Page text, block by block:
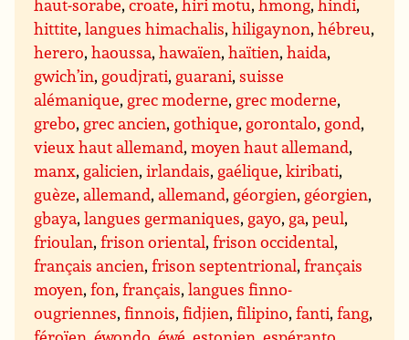
haut-sorabe,croate,hiri motu,hmong,hindi,
hittite,langues himachalis,hiligaynon,hébreu,
herero,haoussa,hawaïen,haïtien,haida,
gwich’in, goudjrati, guarani,suisse
alémanique, grec moderne, grec moderne,
grebo, grec ancien, gothique, gorontalo, gond,
vieux haut allemand,moyen haut allemand,
manx, galicien,irlandais, gaélique,kiribati,
guèze,allemand,allemand, géorgien, géorgien,
gbaya,langues germaniques, gayo, ga,peul,
frioulan,frison oriental,frison occidental,
français ancien,frison septentrional,français
moyen,fon,français,langues finno-
ougriennes,finnois,fidjien,filipino,fanti,fang,